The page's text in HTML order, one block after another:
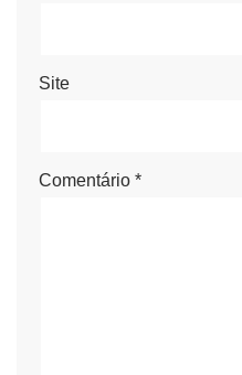
Site
Comentário *